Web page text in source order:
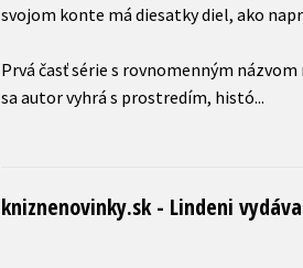
svojom konte má diesatky diel, ako
Prvá časť série s rovnomenným
kniznenovinky.sk - Lindeni